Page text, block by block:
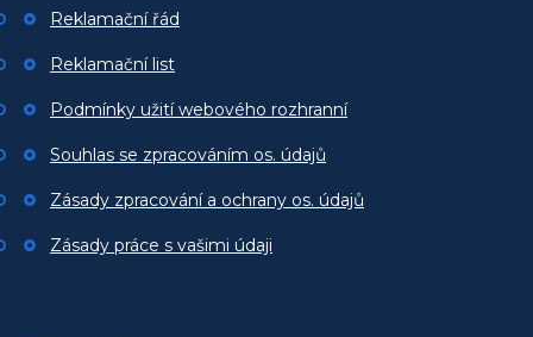
Reklamační řád
Reklamační list
Podmínky užití webového rozhranní
Souhlas se zpracováním os. údajů
Zásady zpracování a ochrany os. údajů
Zásady práce s vašimi údaji